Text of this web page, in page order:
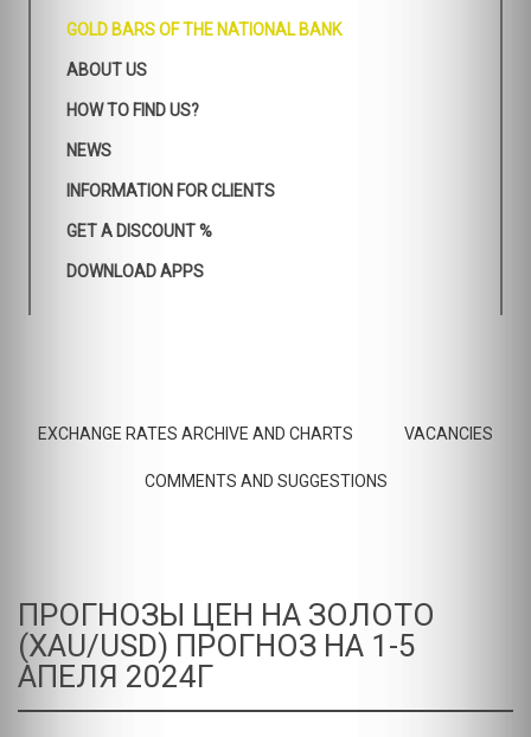
GOLD BARS OF THE NATIONAL BANK
ABOUT US
HOW TO FIND US?
NEWS
INFORMATION FOR CLIENTS
GET A DISCOUNT %
DOWNLOAD APPS
EXCHANGE RATES ARCHIVE AND CHARTS VACANCIES
COMMENTS AND SUGGESTIONS
ПРОГНОЗЫ ЦЕН НА ЗОЛОТО
(XAU/USD) ПРОГНОЗ НА 1-5
АПЕЛЯ 2024Г